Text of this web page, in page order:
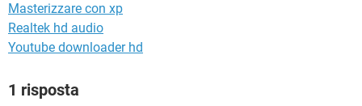
Masterizzare con xp
Realtek hd audio
Youtube downloader hd
1 risposta